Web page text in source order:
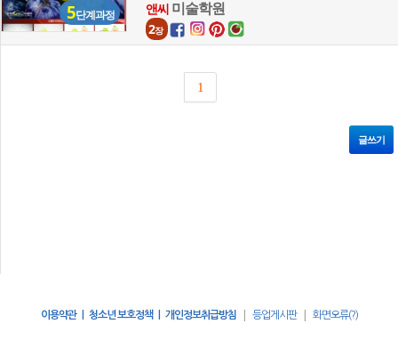
5단계과정
앤씨 미술학원
2장
1
글쓰기
이용약관 | 청소년 보호정책 | 개인정보취급방침| 등업게시판| 화면오류(?)